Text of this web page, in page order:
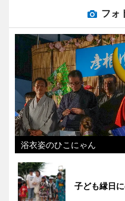
フォ
浴衣姿のひこにゃん
子ども縁日